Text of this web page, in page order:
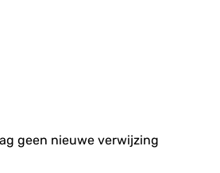
geen nieuwe verwijzing